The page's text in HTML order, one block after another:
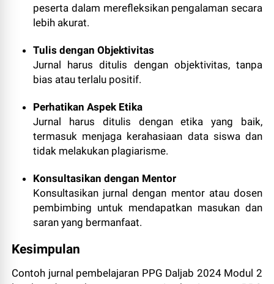
peserta dalam merefleksikan pengalaman secara
lebih akurat.
Tulis dengan Objektivitas
Jurnal harus ditulis dengan objektivitas, tanpa
bias atau terlalu positif.
Perhatikan Aspek Etika
Jurnal harus ditulis dengan etika yang baik,
termasuk menjaga kerahasiaan data siswa dan
tidak melakukan plagiarisme.
Konsultasikan dengan Mentor
Konsultasikan jurnal dengan mentor atau dosen
pembimbing untuk mendapatkan masukan dan
saran yang bermanfaat.
Kesimpulan
Contoh jurnal pembelajaran PPG Daljab 2024 Modul 2